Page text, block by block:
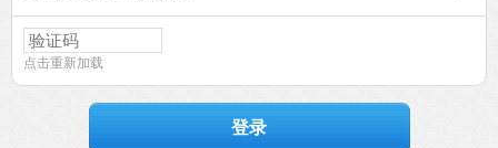
点击重新加载
登录